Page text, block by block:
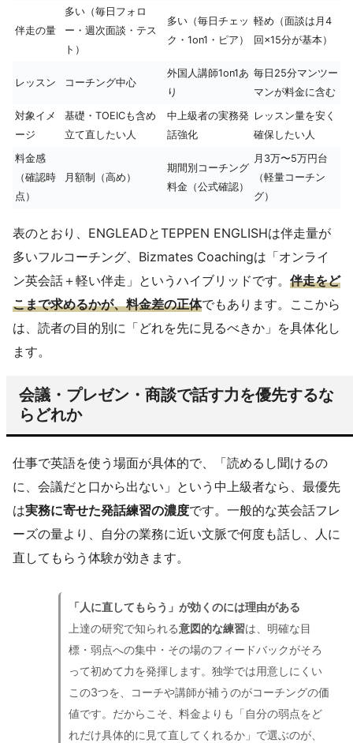
伴走の量
多い（毎日フォロ
ー・週次面談・テス
ト）
多い（毎日チェッ
ク・1on1・ピア）
軽め（面談は月4
回×15分が基本）
レッスン コーチング中心
外国人講師1on1あ
り
毎日25分マンツー
マンが料金に含む
対象イメ
ージ
基礎・TOEICも含め
立て直したい人
中上級者の実務発
話強化
レッスン量を安く
確保したい人
料金感
（確認時
点）
月額制（高め）
期間別コーチング
料金（公式確認）
月3万〜5万円台
（軽量コーチン
グ）
表のとおり、ENGLEADとTEPPEN ENGLISHは伴走量が
多いフルコーチング、Bizmates Coachingは「オンライ
ン英会話＋軽い伴走」というハイブリッドです。 伴走をど
こまで求めるかが、料金差の正体でもあります。ここから
は、読者の目的別に「どれを先に見るべきか」を具体化し
ます。
会議・プレゼン・商談で話す力を優先するな
らどれか
仕事で英語を使う場面が具体的で、「読めるし聞けるの
に、会議だと口から出ない」という中上級者なら、最優先
は実務に寄せた発話練習の濃度です。一般的な英会話フレ
ーズの量より、自分の業務に近い文脈で何度も話し、人に
直してもらう体験が効きます。
「人に直してもらう」が効くのには理由がある
上達の研究で知られる意図的な練習は、明確な目
標・弱点への集中・その場のフィードバックがそろ
って初めて力を発揮します。独学では用意しにくい
この3つを、コーチや講師が補うのがコーチングの価
値です。だからこそ、料金よりも「自分の弱点をど
れだけ具体的に見て直してくれるか」で選ぶのが、